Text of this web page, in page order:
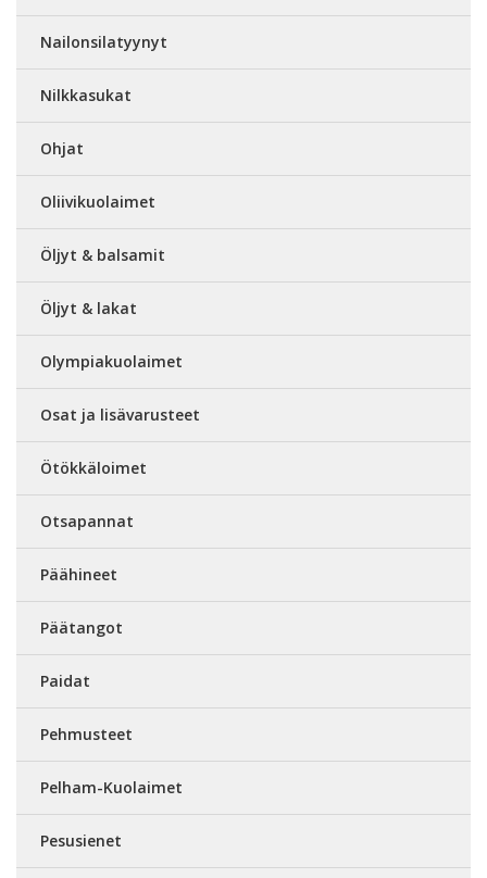
Nailonsilatyynyt
Nilkkasukat
Ohjat
Oliivikuolaimet
Öljyt & balsamit
Öljyt & lakat
Olympiakuolaimet
Osat ja lisävarusteet
Ötökkäloimet
Otsapannat
Päähineet
Päätangot
Paidat
Pehmusteet
Pelham-Kuolaimet
Pesusienet